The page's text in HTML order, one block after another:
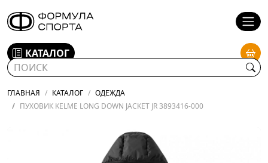
КАТАЛОГ
ГЛАВНАЯ КАТАЛОГ
ОДЕЖДА
ПУХОВИК KELME LONG DOWN JACKET JR 3893416-000